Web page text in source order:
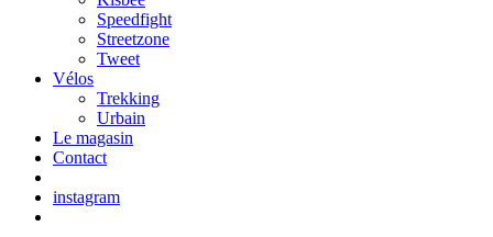
Speedfight
Streetzone
Tweet
Vélos
Trekking
Urbain
Le magasin
Contact
instagram